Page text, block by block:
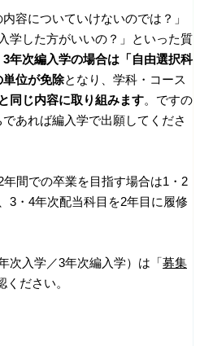
容についていけないのでは？」
学した方がいいの？」といった質
3年次編入学の場合は「自由選択科
単位が免除となり、学科・コース
同じ内容に取り組みます。ですの
あれば編入学で出願してくださ
間での卒業を目指す場合は1・2
3・4年次配当科目を2年目に履修
次入学／3年次編入学）は「募集
ください。